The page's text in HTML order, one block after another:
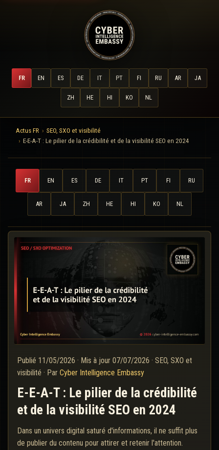
FR EN ES DE IT PT FI RU AR JA
ZH HE HI KO NL
Actus FR
SEO, SXO et visibilité
E-E-A-T : Le pilier de la crédibilité et de la visibilité SEO en 2024
FR EN ES DE IT PT FI RU
AR JA ZH HE HI KO NL
Publié 11/05/2026 · Mis à jour 07/07/2026 · SEO, SXO et
visibilité · Par Cyber Intelligence Embassy
E-E-A-T : Le pilier de la crédibilité
et de la visibilité SEO en 2024
Dans un univers digital saturé d'informations, il ne suffit plus
de publier du contenu pour attirer et retenir l'attention.